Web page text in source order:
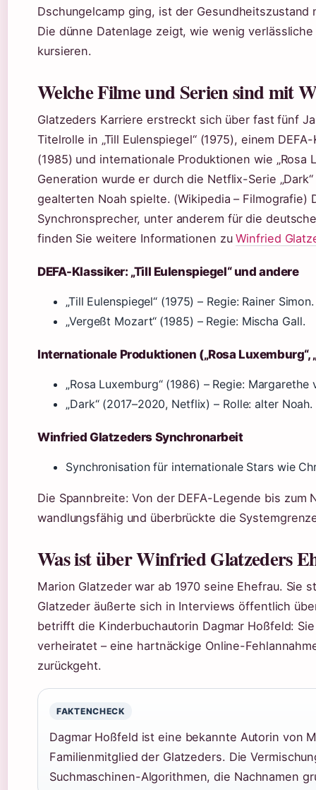
Dschungelcamp ging, ist der
Die dünne Datenlage zeigt, wie wenig
kursieren.
Welche Filme und Serien sind mit
Glatzeders Karriere erstreckt sich über fast fünf
Titelrolle in „Till Eulenspiegel“ (1975), einem
(1985) und internationale Produktionen wie „Rosa
Generation wurde er durch die Netflix-Serie
gealterten Noah spielte. (Wikipedia – Filmografie)
Synchronsprecher, unter anderem für die
finden Sie weitere Informationen zuWinfried
DEFA-Klassiker: „Till Eulenspiegel“ und andere
„Till Eulenspiegel“ (1975) – Regie: Rainer Simon.
„Vergeßt Mozart“ (1985) – Regie: Mischa Gall.
Internationale Produktionen („Rosa Luxemburg“,
„Rosa Luxemburg“ (1986) – Regie: Margarethe
„Dark“ (2017–2020, Netflix) – Rolle: alter Noah.
Winfried Glatzeders Synchronarbeit
Synchronisation für internationale Stars wie
Die Spannbreite: Von der DEFA-Legende bis
wandlungsfähig und überbrückte die
Was ist über Winfried Glatzeders
Marion Glatzeder war ab 1970 seine Ehefrau. Sie
Glatzeder äußerte sich in Interviews öffentlich
betrifft die Kinderbuchautorin Dagmar Hoßfeld:
verheiratet – eine hartnäckige Online-
zurückgeht.
FAKTENCHECK
Dagmar Hoßfeld ist eine bekannte Autorin von
Familienmitglied der Glatzeders. Die
Suchmaschinen-Algorithmen, die Nachnamen